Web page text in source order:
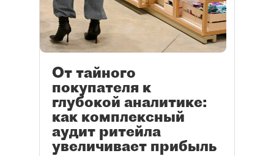
От тайного
покупателя к
глубокой аналитике:
как комплексный
аудит ритейла
увеличивает прибыль